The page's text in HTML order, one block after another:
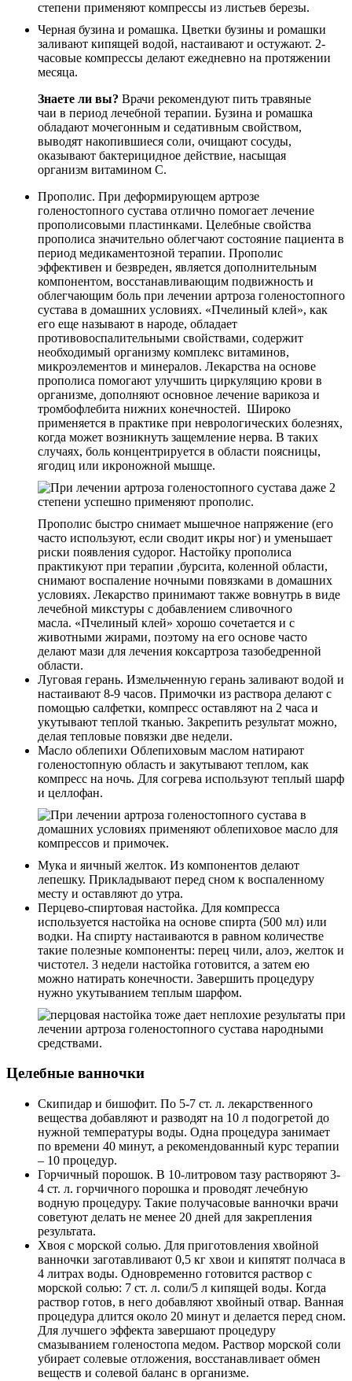
Черная бузина и ромашка. Цветки бузины и ромашки
заливают кипящей водой, настаивают и остужают. 2-
часовые компрессы делают ежедневно на протяжении
месяца.
Знаете ли вы? Врачи рекомендуют пить травяные
чаи в период лечебной терапии. Бузина и ромашка
обладают мочегонным и седативным свойством,
выводят накопившиеся соли, очищают сосуды,
оказывают бактерицидное действие, насыщая
организм витамином С.
Прополис. При деформирующем артрозе
голеностопного сустава отлично помогает лечение
прополисовыми пластинками. Целебные свойства
прополиса значительно облегчают состояние пациента в
период медикаментозной терапии. Прополис
эффективен и безвреден, является дополнительным
компонентом, восстанавливающим подвижность и
облегчающим боль при лечении артроза голеностопного
сустава в домашних условиях. «Пчелиный клей», как
его еще называют в народе, обладает
противовоспалительными свойствами, содержит
необходимый организму комплекс витаминов,
микроэлементов и минералов. Лекарства на основе
прополиса помогают улучшить циркуляцию крови в
организме, дополняют основное лечение варикоза и
тромбофлебита нижних конечностей. Широко
применяется в практике при неврологических болезнях,
когда может возникнуть защемление нерва. В таких
случаях, боль концентрируется в области поясницы,
ягодиц или икроножной мышце.
Прополис быстро снимает мышечное напряжение (его
часто используют, если сводит икры ног) и уменьшает
риски появления судорог. Настойку прополиса
практикуют при терапии ,бурсита, коленной области,
снимают воспаление ночными повязками в домашних
условиях. Лекарство принимают также вовнутрь в виде
лечебной микстуры с добавлением сливочного
масла. «Пчелиный клей» хорошо сочетается и с
животными жирами, поэтому на его основе часто
делают мази для лечения коксартроза тазобедренной
области.
Луговая герань. Измельченную герань заливают водой и
настаивают 8-9 часов. Примочки из раствора делают с
помощью салфетки, компресс оставляют на 2 часа и
укутывают теплой тканью. Закрепить результат можно,
делая тепловые повязки две недели.
Масло облепихи Облепиховым маслом натирают
голеностопную область и закутывают теплом, как
компресс на ночь. Для согрева используют теплый шарф
и целлофан.
Мука и яичный желток. Из компонентов делают
лепешку. Прикладывают перед сном к воспаленному
месту и оставляют до утра.
Перцево-спиртовая настойка. Для компресса
используется настойка на основе спирта (500 мл) или
водки. На спирту настаиваются в равном количестве
такие полезные компоненты: перец чили, алоэ, желток и
чистотел. 3 недели настойка готовится, а затем ею
можно натирать конечности. Завершить процедуру
нужно укутыванием теплым шарфом.
Целебные ванночки
Скипидар и бишофит. По 5-7 ст. л. лекарственного
вещества добавляют и разводят на 10 л подогретой до
нужной температуры воды. Одна процедура занимает
по времени 40 минут, а рекомендованный курс терапии
– 10 процедур.
Горчичный порошок. В 10-литровом тазу растворяют 3-
4 ст. л. горчичного порошка и проводят лечебную
водную процедуру. Такие получасовые ванночки врачи
советуют делать не менее 20 дней для закрепления
результата.
Хвоя с морской солью. Для приготовления хвойной
ванночки заготавливают 0,5 кг хвои и кипятят полчаса в
4 литрах воды. Одновременно готовится раствор с
морской солью: 7 ст. л. соли/5 л кипящей воды. Когда
раствор готов, в него добавляют хвойный отвар. Ванная
процедура длится около 20 минут и делается перед сном.
Для лучшего эффекта завершают процедуру
смазыванием голеностопа медом. Раствор морской соли
убирает солевые отложения, восстанавливает обмен
веществ и солевой баланс в организме.